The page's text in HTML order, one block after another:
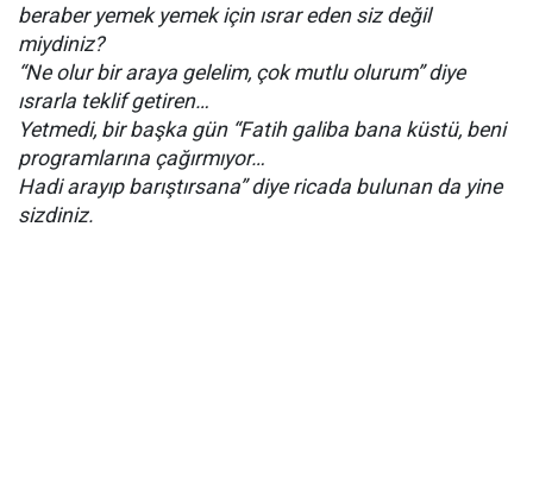
beraber yemek yemek için ısrar eden siz değil
miydiniz?
“Ne olur bir araya gelelim, çok mutlu olurum” diye
ısrarla teklif getiren…
Yetmedi, bir başka gün “Fatih galiba bana küstü, beni
programlarına çağırmıyor…
Hadi arayıp barıştırsana” diye ricada bulunan da yine
sizdiniz.